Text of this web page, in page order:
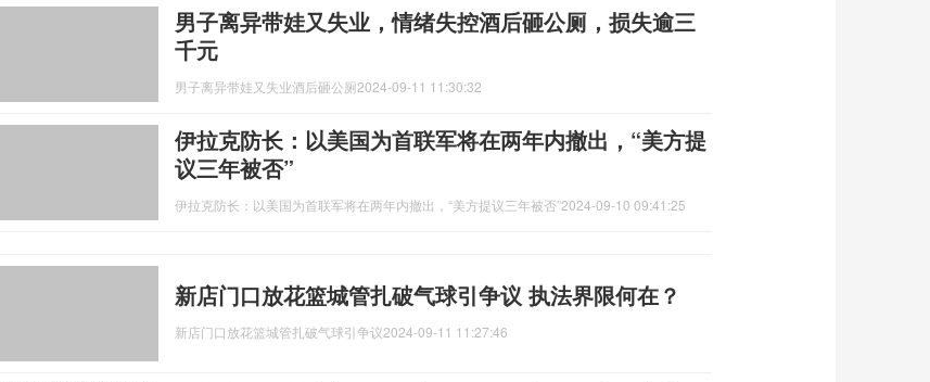
男子离异带娃又失业，情绪失控酒后砸公厕，损失逾三
千元
男子离异带娃又失业酒后砸公厕2024-09-11 11:30:32
伊拉克防长：以美国为首联军将在两年内撤出，“美方提
议三年被否”
伊拉克防长：以美国为首联军将在两年内撤出，“美方提议三年被否”2024-09-10 09:41:25
新店门口放花篮城管扎破气球引争议 执法界限何在？
新店门口放花篮城管扎破气球引争议2024-09-11 11:27:46